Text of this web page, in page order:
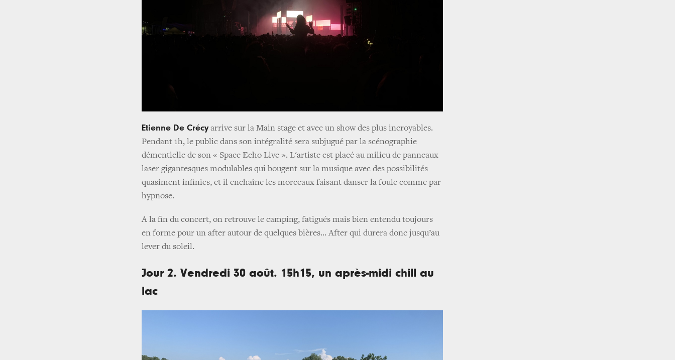
Etienne De Crécyarrive sur la Main stage et avec un show des plus incroyables.
Pendant 1h, le public dans son intégralité sera subjugué par la scénographie
démentielle de son « Space Echo Live ». L'artiste est placé au milieu de panneaux
laser gigantesques modulables qui bougent sur la musique avec des possibilités
quasiment infinies, et il enchaîne les morceaux faisant danser la foule comme par
hypnose.
A la fin du concert, on retrouve le camping, fatigués mais bien entendu toujours
en forme pour un after autour de quelques bières... After qui durera donc jusqu’au
lever du soleil.
Jour 2. Vendredi 30 août. 15h15, un après-midi chill au
lac